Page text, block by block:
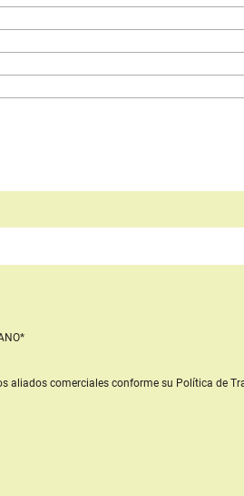
aliados comercialesconforme su Política de